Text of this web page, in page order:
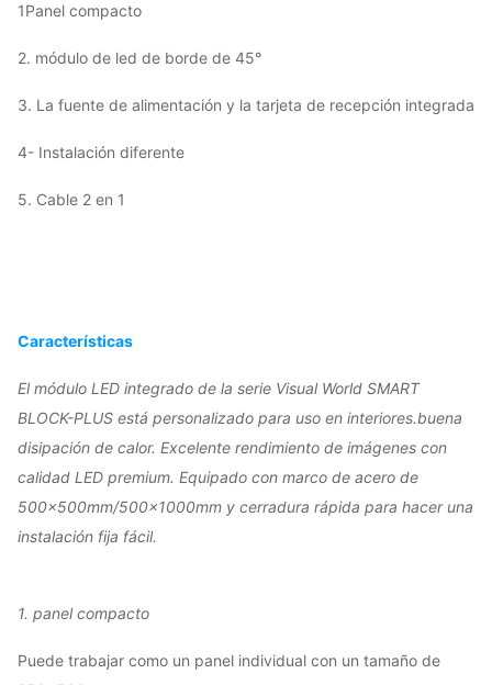
1Panel compacto
2. módulo de led de borde de 45°
3. La fuente de alimentación y la tarjeta de recepción integrada
4- Instalación diferente
5. Cable 2 en 1
Características
El módulo LED integrado de la serie Visual World SMART
BLOCK-PLUS está personalizado para uso en interiores.buena
disipación de calor. Excelente rendimiento de imágenes con
calidad LED premium. Equipado con marco de acero de
500x500mm/500x1000mm y cerradura rápida para hacer una
instalación fija fácil.
1. panel compacto
Puede trabajar como un panel individual con un tamaño de